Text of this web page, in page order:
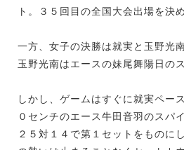
ト。３５回目の全国大会出場を決
一方、女子の決勝は就実と玉野光
玉野光南はエースの妹尾舞陽日の
しかし、ゲームはすぐに就実ペー
０センチのエース牛田音羽のスパ
２５対１４で第１セットをものに